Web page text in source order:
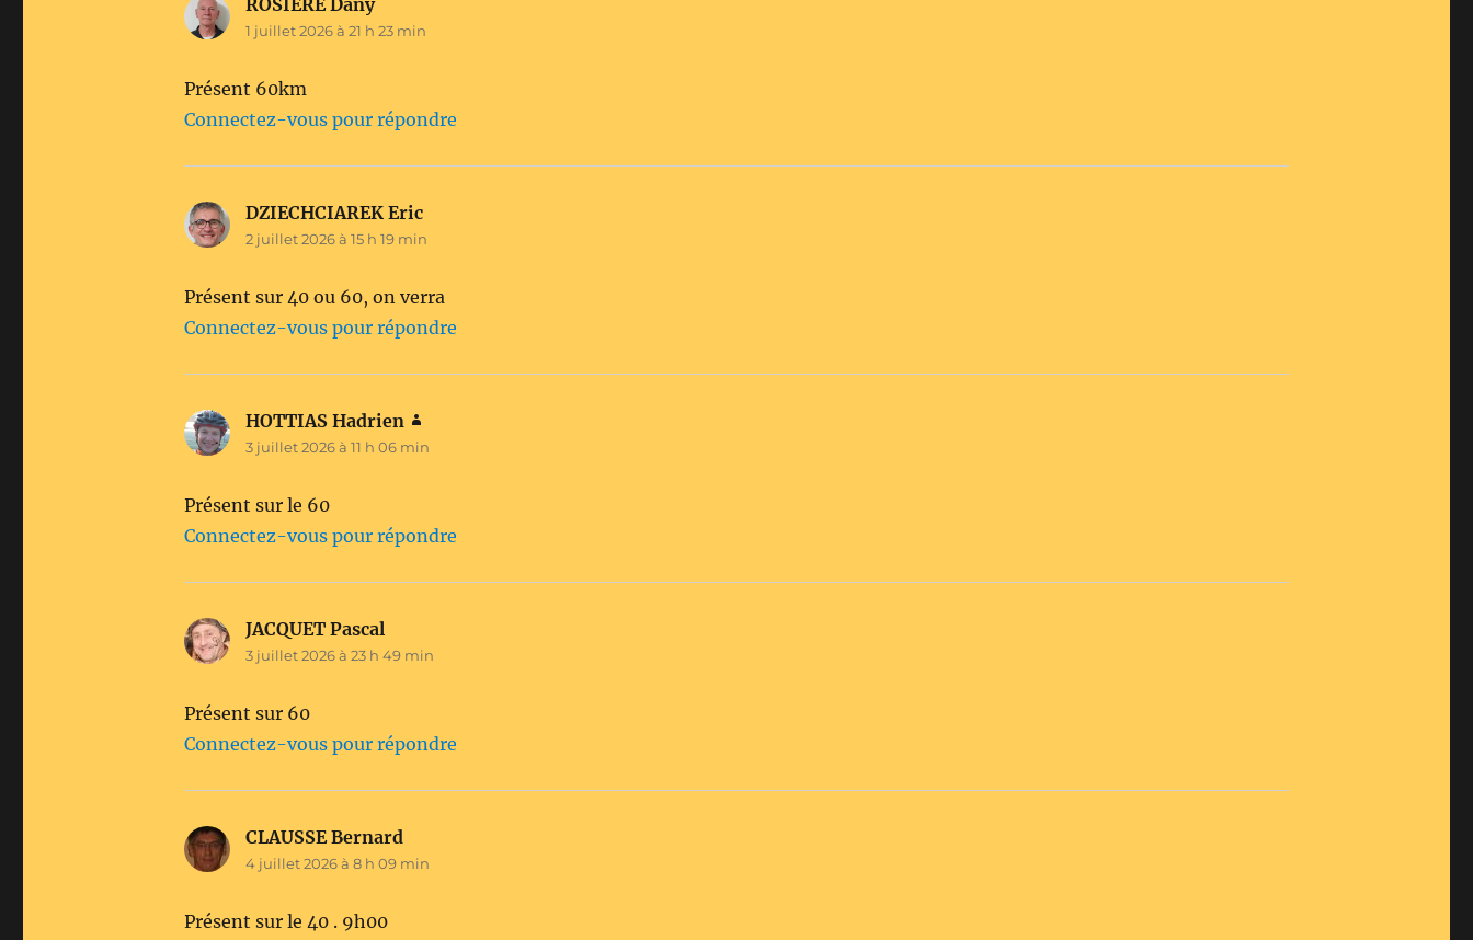
ROSIERE Danydit :
1 juillet 2026 à 21 h 23 min
Présent 60km
Connectez-vous pour répondre
DZIECHCIAREK Eric
2 juillet 2026 à 15 h 19 min
Présent sur 40 ou 60, on verra
Connectez-vous pour répondre
HOTTIAS Hadrien
3 juillet 2026 à 11 h 06 min
Présent sur le 60
Connectez-vous pour répondre
JACQUET Pascal
3 juillet 2026 à 23 h 49 min
Présent sur 60
Connectez-vous pour répondre
CLAUSSE Bernard
4 juillet 2026 à 8 h 09 min
Présent sur le 40 . 9h00